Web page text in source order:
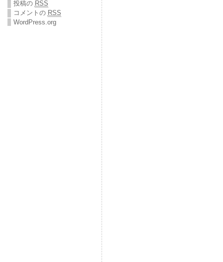
投稿の RSS
コメントの RSS
WordPress.org